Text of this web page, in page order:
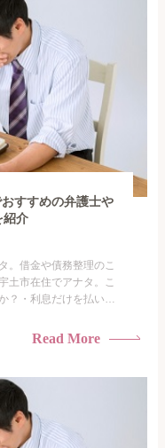
すすめの弁護士や
紹介
。借金や債務整理のこ
土市在住でアナタ。こ
？・利息だけを払い続
憂鬱になる。・闇金に
Read More